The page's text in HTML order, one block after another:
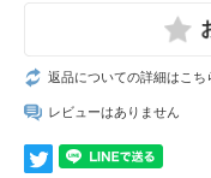
返品についての詳細はこち
レビューはありません